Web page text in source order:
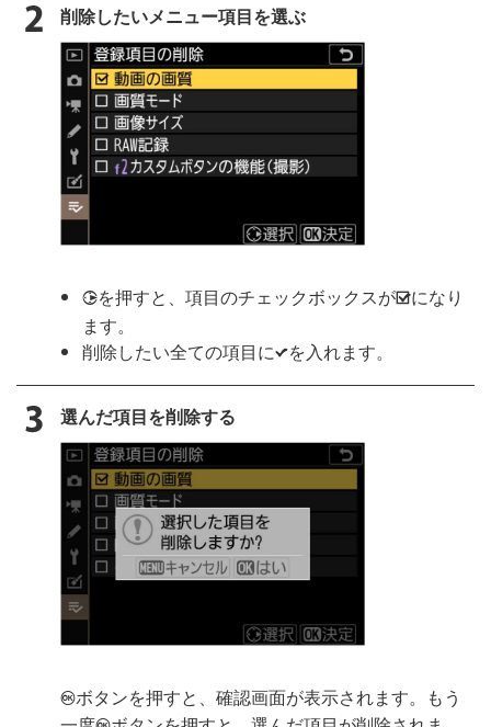
削除したいメニュー項目を選ぶ
2を押すと、項目のチェックボックスがMになり
ます。
削除したい全ての項目にLを入れます。
選んだ項目を削除する
Jボタンを押すと、確認画面が表示されます。もう